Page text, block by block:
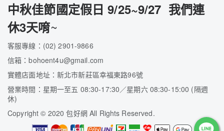
中秋佳節國定假日 9/25~9/27 我們連
休3天唷~
客服專線：(02) 2901-9866
信箱：bohoent4u@gmail.com
實體店面地址：新北市新莊區幸福東路96號
營業時間：星期一至五 08:30-17:30／星期六 08:30-15:00 (隔週
休)
Copyright© 2020 包好網 All Rights Reserved.